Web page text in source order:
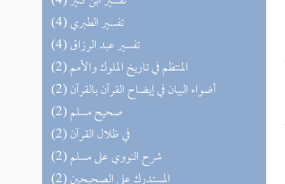
(4) تفسير الطبري
(4) تفسير عبد الرزاق
(2) المنتظم في تاريخ الملوك والأمم
(2) أضواء البيان في إيضاح القرآن بالقرآن
(2) صحيح مسلم
(2) في ظلال القرآن
(2) شرح النووي على مسلم